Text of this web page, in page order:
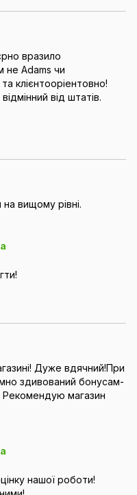
вразило
не Adams чи
клієнтооріентовно!
від штатів.
вищому рівні.
Дуже вдячний!При
здивований бонусам-
Рекомендую магазин
нашої роботи!